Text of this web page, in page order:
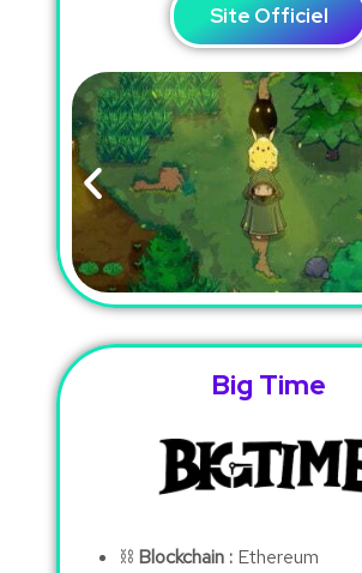
Site Officiel
Big Time
⛓ Blockchain :Ethereum